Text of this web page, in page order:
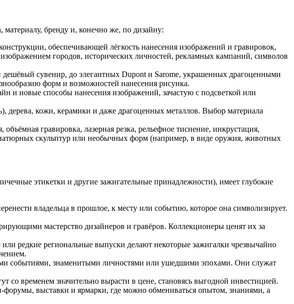
бренду и, конечно же, по дизайну:
обеспечивающей лёгкость нанесения изображений и гравировок,
городов, исторических личностей, рекламных кампаний, символов
сувенир, до элегантных Dupont и Sarome, украшенных драгоценными
форм и возможностей нанесения рисунка.
и новые способы нанесения изображений, зачастую с подсветкой или
дерева, кожи, керамики и даже драгоценных металлов. Выбор материала
гравировка, лазерная резка, рельефное тиснение, инкрустация,
скульптур или необычных форм (например, в виде оружия, животных
этикетки и другие зажигательные принадлежности), имеет глубокие
владельца в прошлое, к месту или событию, которое она символизирует.
мастерство дизайнеров и гравёров. Коллекционеры ценят их за
редкие региональные выпуски делают некоторые зажигалки чрезвычайно
событиями, знаменитыми личностями или ушедшими эпохами. Они служат
временем значительно вырасти в цене, становясь выгодной инвестицией.
выставки и ярмарки, где можно обмениваться опытом, знаниями, а